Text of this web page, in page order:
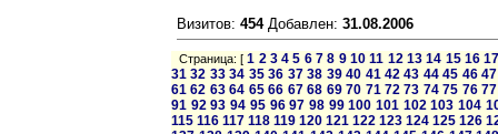
Визитов: 454Добавлен: 31.08.2006
Страница: [1 2 3 4 5 6 7 8 9 10 11 12 13 14 15 16
31 32 33 34 35 36 37 38 39 40 41 42 43 44 45 46 47
61 62 63 64 65 66 67 68 69 70 71 72 73 74 75 76 77
91 92 93 94 95 96 97 98 99 100 101 102 103 104
115 116 117 118 119 120 121 122 123 124 125 126